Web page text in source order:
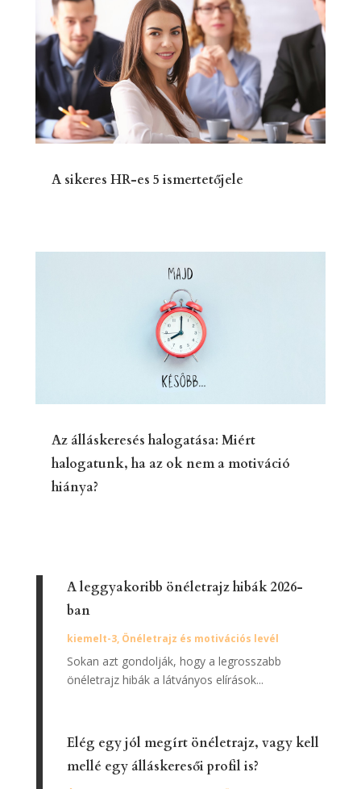
A sikeres HR-es 5 ismertetőjele
Az álláskeresés halogatása: Miért
halogatunk, ha az ok nem a motiváció
hiánya?
A leggyakoribb önéletrajz hibák 2026-
ban
kiemelt-3, Önéletrajz és motivációs levél
Sokan azt gondolják, hogy a legrosszabb
önéletrajz hibák a látványos elírások...
Elég egy jól megírt önéletrajz, vagy kell
mellé egy álláskeresői profil is?